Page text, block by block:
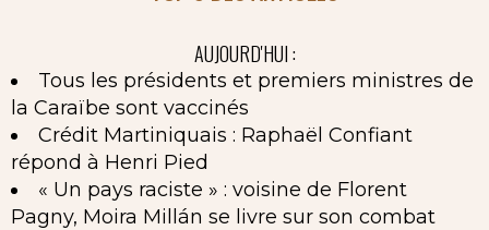
AUJOURD'HUI :
Tous les présidents et premiers ministres de
la Caraïbe sont vaccinés
Crédit Martiniquais : Raphaël Confiant
répond à Henri Pied
« Un pays raciste » : voisine de Florent
Pagny, Moira Millán se livre sur son combat